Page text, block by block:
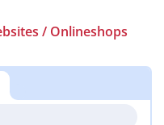
/ Onlineshops